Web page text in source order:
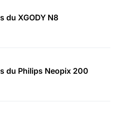
du XGODY N8
du Philips Neopix 200